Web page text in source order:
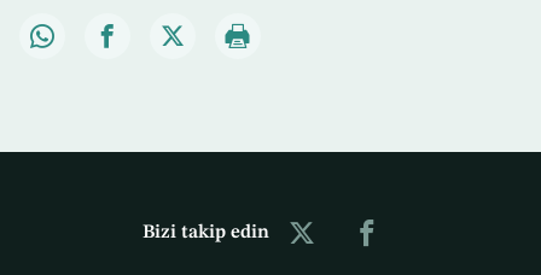
Bizi takip edin